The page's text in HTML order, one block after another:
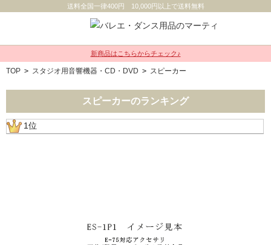
送料全国一律400円 10,000円以上で送料無料
新商品はこちらからチェック♪
TOP > スタジオ用音響機器・CD・DVD > スピーカー
スピーカーのランキング
1位